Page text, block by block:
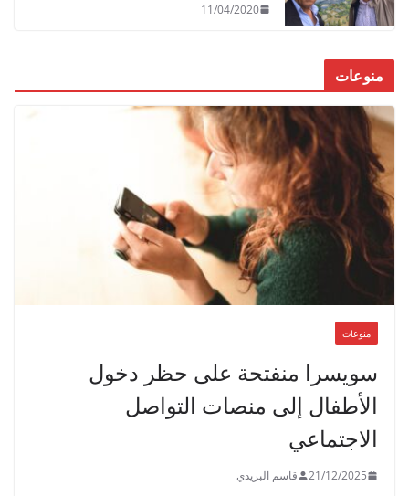
11/04/2020
منوعات
منوعات
سويسرا منفتحة على حظر دخول
الأطفال إلى منصات التواصل
الاجتماعي
21/12/2025 قاسم البريدي